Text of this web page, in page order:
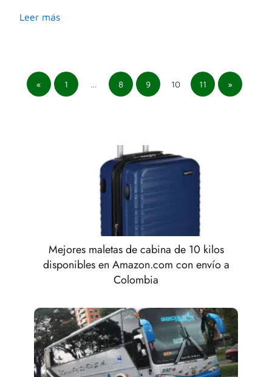
Leer más
« 1 … 8 9 10 11 »
Mejores maletas de cabina de 10 kilos
disponibles en Amazon.com con envío a
Colombia